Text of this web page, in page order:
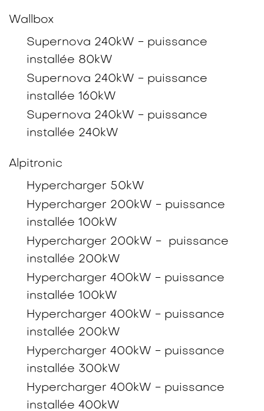
Wallbox
Supernova 240kW - puissance
installée 80kW
Supernova 240kW - puissance
installée 160kW
Supernova 240kW - puissance
installée 240kW
Alpitronic
Hypercharger 50kW
Hypercharger 200kW - puissance
installée 100kW
Hypercharger 200kW - puissance
installée 200kW
Hypercharger 400kW - puissance
installée 100kW
Hypercharger 400kW - puissance
installée 200kW
Hypercharger 400kW - puissance
installée 300kW
Hypercharger 400kW - puissance
installée 400kW